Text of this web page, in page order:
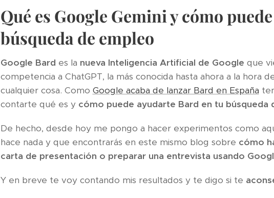
Qué es Google Gemini y cómo
búsqueda de empleo
Google Bard es la nueva Inteligencia Artificial de Google que
competencia a ChatGPT, la más conocida hasta ahora a la hora
cualquier cosa. Como Google acaba de lanzar Bard en España
contarte qué es y cómo puede ayudarte Bard en tu búsqueda
De hecho, desde hoy me pongo a hacer experimentos como
hace nada y que encontrarás en este mismo blog sobre cómo
carta de presentación o preparar una entrevista usando
Y en breve te voy contando mis resultados y te digo si te